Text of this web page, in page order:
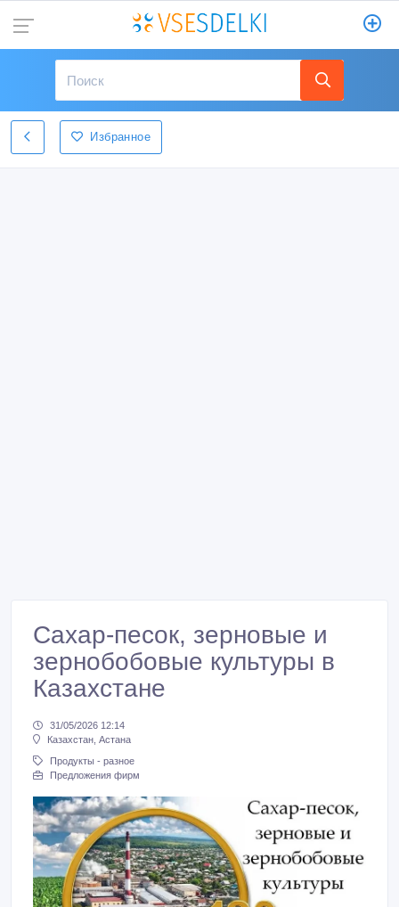
Избранное
Сахар-песок, зерновые и
зернобобовые культуры в
Казахстане
31/05/2026 12:14
Казахстан, Астана
Продукты - разное
Предложения фирм